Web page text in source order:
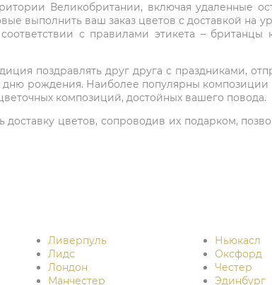
Великобритании, включая удаленные
выполнить ваш заказ цветов с доставкой на
с правилами этикета – британцы
поздравлять друг друга с праздниками,
рождения. Наиболее популярны композиции
композиций, достойных вашего повода.
цветов, сопроводив их подарком,
Ливерпуль
Лидс
Лондон
Манчестер
Ньюкасл
Оксфорд
Честер
Эдинбург